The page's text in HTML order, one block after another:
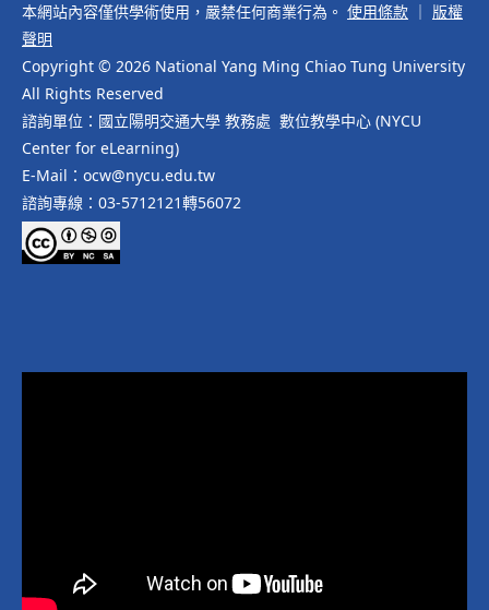
本網站內容僅供學術使用，嚴禁任何商業行為。 使用條款
版權
聲明
Copyright © 2026 National Yang Ming Chiao Tung University
All Rights Reserved
諮詢單位：國立陽明交通大學 教務處 數位教學中心 (NYCU
Center for eLearning)
E-Mail：ocw@nycu.edu.tw
諮詢專線：03-5712121轉56072